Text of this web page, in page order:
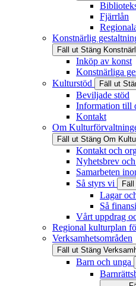
Fjärrlån
Konstnärlig
Fäll ut Stäng
Inköp av konst
Konstnärliga
Kulturstöd
Fäll ut
Beviljade stöd
Information till
Kontakt
Om
Fäll ut Stäng Om
Kontakt och
Nyhetsbrev
Samarbeten
Så styrs vi
Lagar
Så
Vårt uppdrag
Regional kulturplan
Verksamhetsområden
Fäll ut Stäng
Barn och unga